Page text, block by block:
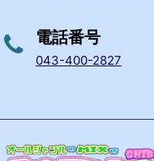
電話番号
043-400-2827